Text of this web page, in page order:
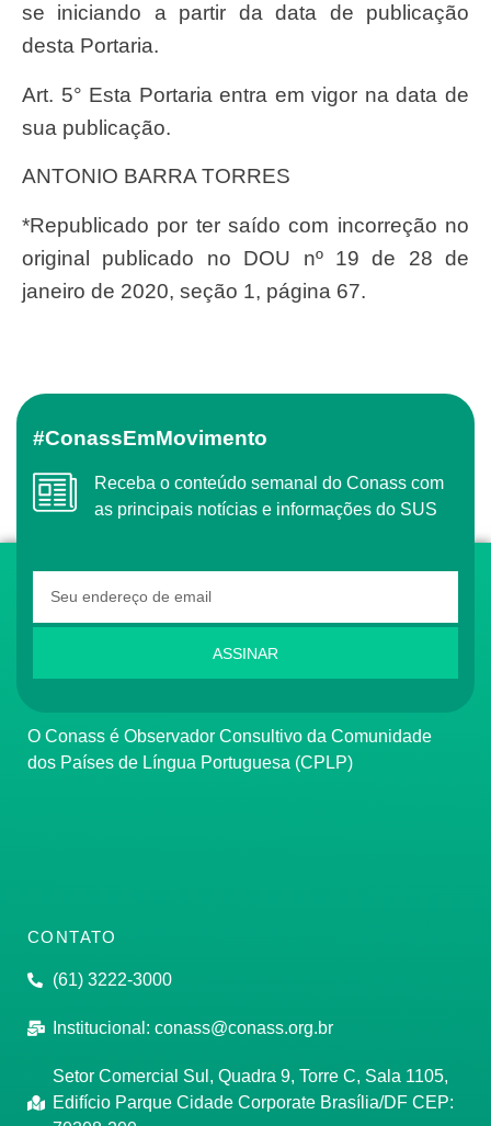
se iniciando a partir da data de publicação
desta Portaria.
Art. 5° Esta Portaria entra em vigor na data de
sua publicação.
ANTONIO BARRA TORRES
*Republicado por ter saído com incorreção no
original publicado no DOU nº 19 de 28 de
janeiro de 2020, seção 1, página 67.
#ConassEmMovimento
Receba o conteúdo semanal do Conass com
as principais notícias e informações do SUS
ASSINAR
O Conass é Observador Consultivo da Comunidade
dos Países de Língua Portuguesa (CPLP)
CONTATO
(61) 3222-3000
Institucional: conass@conass.org.br
Setor Comercial Sul, Quadra 9, Torre C, Sala 1105,
Edifício Parque Cidade Corporate Brasília/DF CEP: